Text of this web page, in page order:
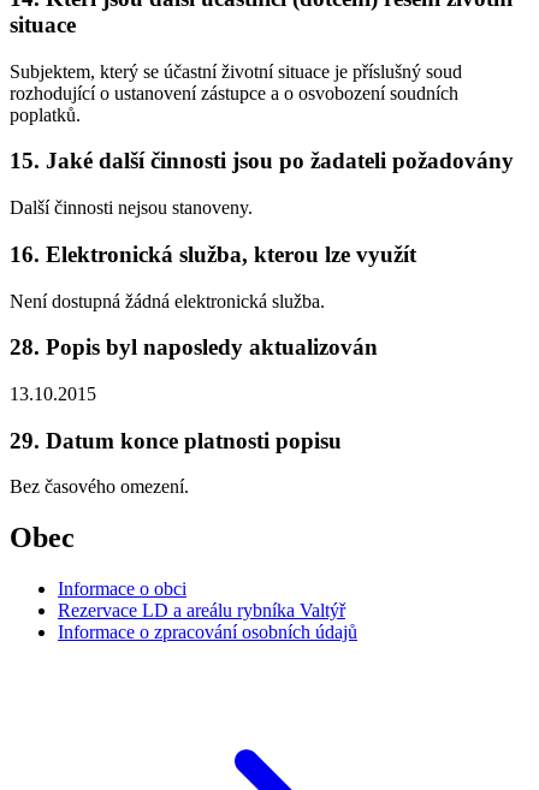
situace
Subjektem, který se účastní životní situace je příslušný soud
rozhodující o ustanovení zástupce a o osvobození soudních
poplatků.
15. Jaké další činnosti jsou po žadateli požadovány
Další činnosti nejsou stanoveny.
16. Elektronická služba, kterou lze využít
Není dostupná žádná elektronická služba.
28. Popis byl naposledy aktualizován
13.10.2015
29. Datum konce platnosti popisu
Bez časového omezení.
Obec
Informace o obci
Rezervace LD a areálu rybníka Valtýř
Informace o zpracování osobních údajů